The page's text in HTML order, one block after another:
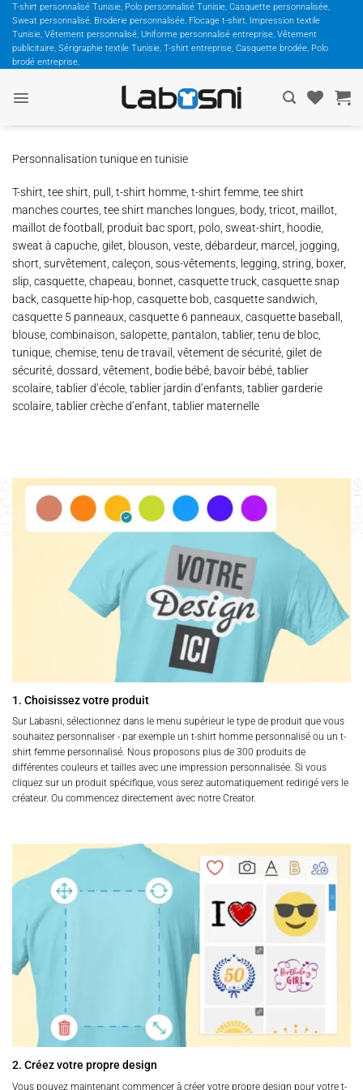
Passer
contenu
T-shirt personnalisé Tunisie, Polo personnalisé Tunisie, Casquette personnalisée,
Sweat personnalisé, Broderie personnalisée, Flocage t-shirt, Impression textile
Tunisie, Vêtement personnalisé, Uniforme personnalisé entreprise, Vêtement
publicitaire, Sérigraphie textile Tunisie, T-shirt entreprise, Casquette brodée, Polo
brodé entreprise,
Personnalisation tunique en tunisie
T-shirt, tee shirt, pull, t-shirt homme, t-shirt femme, tee shirt
manches courtes, tee shirt manches longues, body, tricot, maillot,
maillot de football, produit bac sport, polo, sweat-shirt, hoodie,
sweat à capuche, gilet, blouson, veste, débardeur, marcel, jogging,
short, survêtement, caleçon, sous-vêtements, legging, string, boxer,
slip, casquette, chapeau, bonnet, casquette truck, casquette snap
back, casquette hip-hop, casquette bob, casquette sandwich,
casquette 5 panneaux, casquette 6 panneaux, casquette baseball,
blouse, combinaison, salopette, pantalon, tablier, tenu de bloc,
tunique, chemise, tenu de travail, vêtement de sécurité, gilet de
sécurité, dossard, vêtement, bodie bébé, bavoir bébé, tablier
scolaire, tablier d’école, tablier jardin d’enfants, tablier garderie
scolaire, tablier crèche d’enfant, tablier maternelle
1. Choisissez votre produit
Sur Labasni, sélectionnez dans le menu supérieur le type de produit que vous
souhaitez personnaliser - par exemple un t-shirt homme personnalisé ou un t-
shirt femme personnalisé. Nous proposons plus de 300 produits de
différentes couleurs et tailles avec une impression personnalisée. Si vous
cliquez sur un produit spécifique, vous serez automatiquement redirigé vers le
créateur. Ou commencez directement avec notre Creator.
2. Créez votre propre design
Vous pouvez maintenant commencer à créer votre propre design pour votre t-